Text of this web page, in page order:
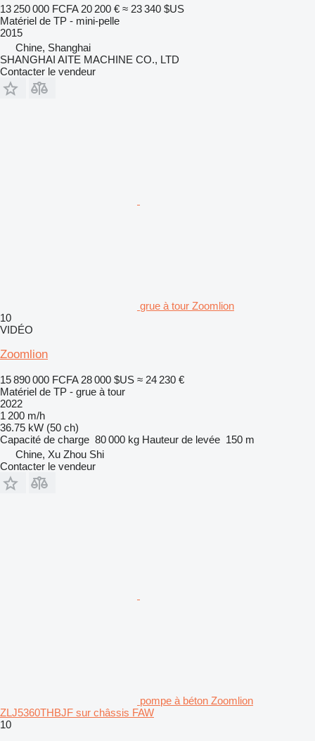
13 250 000 FCFA 20 200 € ≈ 23 340 $US
Matériel de TP - mini-pelle
2015
Chine, Shanghai
SHANGHAI AITE MACHINE CO., LTD
Contacter le vendeur
grue à tour Zoomlion
10
VIDÉO
Zoomlion
15 890 000 FCFA 28 000 $US ≈ 24 230 €
Matériel de TP - grue à tour
2022
1 200 m/h
36.75 kW (50 ch)
Capacité de charge 80 000 kg Hauteur de levée 150 m
Chine, Xu Zhou Shi
Contacter le vendeur
pompe à béton Zoomlion
ZLJ5360THBJF sur châssis FAW
10